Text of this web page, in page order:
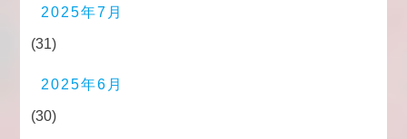
2025年7月
(31)
2025年6月
(30)